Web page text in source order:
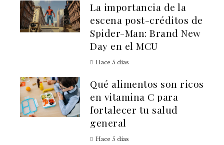
La importancia de la
escena post-créditos de
Spider-Man: Brand New
Day en el MCU
Hace 5 días
Qué alimentos son ricos
en vitamina C para
fortalecer tu salud
general
Hace 5 días